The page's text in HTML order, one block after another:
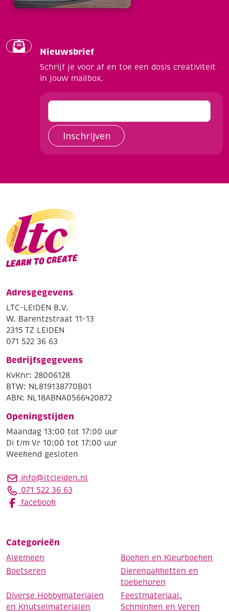
Nieuwsbrief
Schrijf je voor af en toe een dosis creativiteit
in jouw mailbox.
Inschrijven
Adresgegevens
LTC-LEIDEN B.V.
W. Barentzstraat 11-13
2315 TZ LEIDEN
071 522 36 63
Bedrijfsgegevens
KvKnr: 28006128
BTW: NL819138770B01
ABN: NL18ABNA0566420872
Openingstijden
Maandag 13:00 tot 17:00 uur
Di t/m Vr 10:00 tot 17:00 uur
Weekend gesloten
info@ltcleiden.nl
071 522 36 63
facebook
Categorieën
Algemeen
Boeken en Kleurboeken
Boetseren
Dierenpakketten en
toebehoren
Diverse Hobbymaterialen
en Knutselmaterialen
Feestmateriaal,
Schminken en Veren